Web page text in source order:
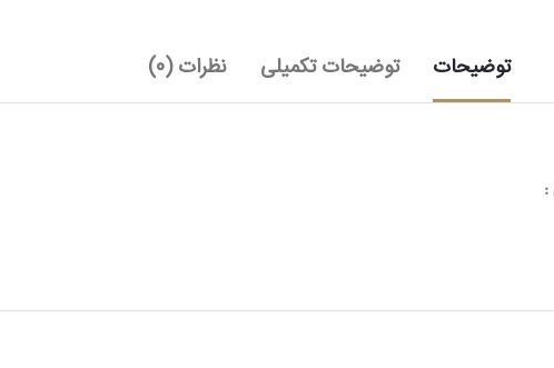
توضیحات توضیحات تکمیلی نظرات (0)
: